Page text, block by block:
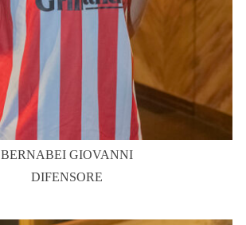
BERNABEIGIOVANNI
DIFENSORE